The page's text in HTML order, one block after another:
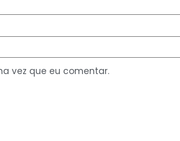
vez que eu comentar.